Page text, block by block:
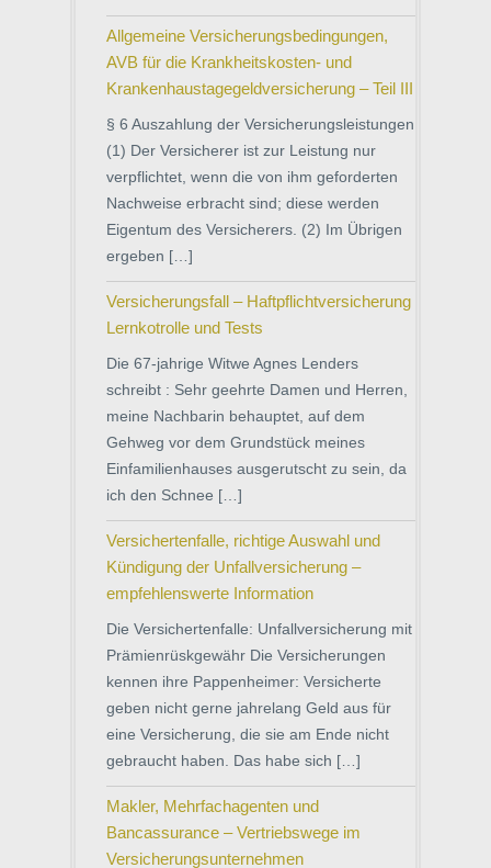
Allgemeine Versicherungsbedingungen,
AVB für die Krankheitskosten- und
Krankenhaustagegeldversicherung – Teil III
§ 6 Auszahlung der Versicherungsleistungen
(1) Der Versicherer ist zur Leistung nur
verpflichtet, wenn die von ihm geforderten
Nachweise erbracht sind; diese werden
Eigentum des Versicherers. (2) Im Übrigen
ergeben […]
Versicherungsfall – Haftpflichtversicherung
Lernkotrolle und Tests
Die 67-jahrige Witwe Agnes Lenders
schreibt : Sehr geehrte Damen und Herren,
meine Nachbarin behauptet, auf dem
Gehweg vor dem Grundstück meines
Einfamilienhauses ausgerutscht zu sein, da
ich den Schnee […]
Versichertenfalle, richtige Auswahl und
Kündigung der Unfallversicherung –
empfehlenswerte Information
Die Versichertenfalle: Unfallversicherung mit
Prämienrüskgewähr Die Versicherungen
kennen ihre Pappenheimer: Versicherte
geben nicht gerne jahrelang Geld aus für
eine Versicherung, die sie am Ende nicht
gebraucht haben. Das habe sich […]
Makler, Mehrfachagenten und
Bancassurance – Vertriebswege im
Versicherungsunternehmen